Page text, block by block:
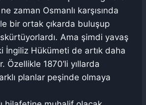
zaman Osmanlı karşısında
bir ortak çıkarda buluşup
Ama şimdi yavaş
İngiliz Hükümeti de artık daha
Özellikle 1870’li yıllarda
planlar peşinde olmaya